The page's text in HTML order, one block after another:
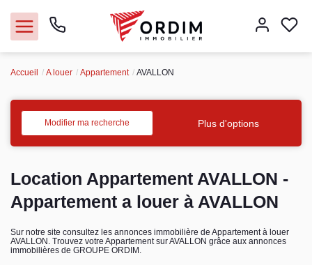
Acheter
Vendre
Immobilier pro
Accueil A louer Appartement AVALLON
Modifier ma recherche Plus d'options
Location Appartement AVALLON -
Appartement a louer à AVALLON
Sur notre site consultez les annonces immobilière de Appartement à louer
AVALLON. Trouvez votre Appartement sur AVALLON grâce aux annonces
immobilières de GROUPE ORDIM.